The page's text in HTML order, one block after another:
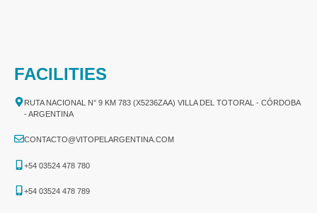
FACILITIES
RUTA NACIONAL N° 9 KM 783 (X5236ZAA) VILLA DEL TOTORAL - CÓRDOBA
- ARGENTINA
CONTACTO@VITOPELARGENTINA.COM
+54 03524 478 780​
+54 03524 478 789​